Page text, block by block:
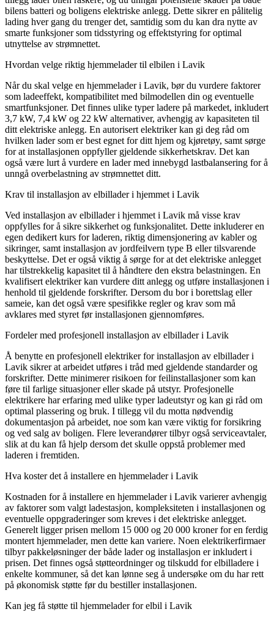
bilens batteri og boligens elektriske anlegg. Dette sikrer en pålitelig
lading hver gang du trenger det, samtidig som du kan dra nytte av
smarte funksjoner som tidsstyring og effektstyring for optimal
utnyttelse av strømnettet.
Hvordan velge riktig hjemmelader til elbilen i Lavik
Når du skal velge en hjemmelader i Lavik, bør du vurdere faktorer
som ladeeffekt, kompatibilitet med bilmodellen din og eventuelle
smartfunksjoner. Det finnes ulike typer ladere på markedet, inkludert
3,7 kW, 7,4 kW og 22 kW alternativer, avhengig av kapasiteten til
ditt elektriske anlegg. En autorisert elektriker kan gi deg råd om
hvilken lader som er best egnet for ditt hjem og kjøretøy, samt sørge
for at installasjonen oppfyller gjeldende sikkerhetskrav. Det kan
også være lurt å vurdere en lader med innebygd lastbalansering for å
unngå overbelastning av strømnettet ditt.
Krav til installasjon av elbillader i hjemmet i Lavik
Ved installasjon av elbillader i hjemmet i Lavik må visse krav
oppfylles for å sikre sikkerhet og funksjonalitet. Dette inkluderer en
egen dedikert kurs for laderen, riktig dimensjonering av kabler og
sikringer, samt installasjon av jordfeilvern type B eller tilsvarende
beskyttelse. Det er også viktig å sørge for at det elektriske anlegget
har tilstrekkelig kapasitet til å håndtere den ekstra belastningen. En
kvalifisert elektriker kan vurdere ditt anlegg og utføre installasjonen i
henhold til gjeldende forskrifter. Dersom du bor i borettslag eller
sameie, kan det også være spesifikke regler og krav som må
avklares med styret før installasjonen gjennomføres.
Fordeler med profesjonell installasjon av elbillader i Lavik
Å benytte en profesjonell elektriker for installasjon av elbillader i
Lavik sikrer at arbeidet utføres i tråd med gjeldende standarder og
forskrifter. Dette minimerer risikoen for feilinstallasjoner som kan
føre til farlige situasjoner eller skade på utstyr. Profesjonelle
elektrikere har erfaring med ulike typer ladeutstyr og kan gi råd om
optimal plassering og bruk. I tillegg vil du motta nødvendig
dokumentasjon på arbeidet, noe som kan være viktig for forsikring
og ved salg av boligen. Flere leverandører tilbyr også serviceavtaler,
slik at du kan få hjelp dersom det skulle oppstå problemer med
laderen i fremtiden.
Hva koster det å installere en hjemmelader i Lavik
Kostnaden for å installere en hjemmelader i Lavik varierer avhengig
av faktorer som valgt ladestasjon, kompleksiteten i installasjonen og
eventuelle oppgraderinger som kreves i det elektriske anlegget.
Generelt ligger prisen mellom 15 000 og 20 000 kroner for en ferdig
montert hjemmelader, men dette kan variere. Noen elektrikerfirmaer
tilbyr pakkeløsninger der både lader og installasjon er inkludert i
prisen. Det finnes også støtteordninger og tilskudd for elbilladere i
enkelte kommuner, så det kan lønne seg å undersøke om du har rett
på økonomisk støtte før du bestiller installasjonen.
Kan jeg få støtte til hjemmelader for elbil i Lavik